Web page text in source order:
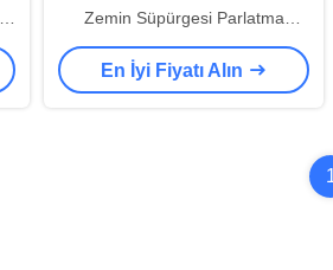
Zemin Süpürgesi Parlatma
Makinesi Elektrikli Yakıt
En İyi Fiyatı Alın